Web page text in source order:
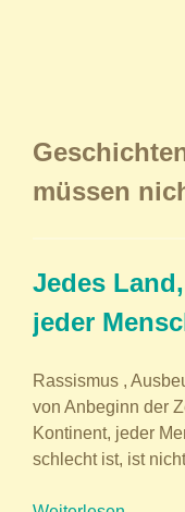
müssen
Jedes
jeder
Rassismus ,
von Anbeginn der
Kontinent, jeder
schlecht ist, ist